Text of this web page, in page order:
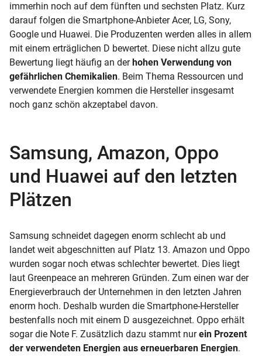
immerhin noch auf dem fünften und sechsten Platz. Kurz
darauf folgen die Smartphone-Anbieter Acer, LG, Sony,
Google und Huawei. Die Produzenten werden alles in allem
mit einem erträglichen D bewertet. Diese nicht allzu gute
Bewertung liegt häufig an der hohen Verwendung von
gefährlichen Chemikalien. Beim Thema Ressourcen und
verwendete Energien kommen die Hersteller insgesamt
noch ganz schön akzeptabel davon.
Samsung, Amazon, Oppo
und Huawei auf den letzten
Plätzen
Samsung schneidet dagegen enorm schlecht ab und
landet weit abgeschnitten auf Platz 13. Amazon und Oppo
wurden sogar noch etwas schlechter bewertet. Dies liegt
laut Greenpeace an mehreren Gründen. Zum einen war der
Energieverbrauch der Unternehmen in den letzten Jahren
enorm hoch. Deshalb wurden die Smartphone-Hersteller
bestenfalls noch mit einem D ausgezeichnet. Oppo erhält
sogar die Note F. Zusätzlich dazu stammt nurein Prozent
der verwendeten Energien aus erneuerbaren Energien.